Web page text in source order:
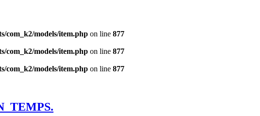
com_k2/models/item.php on line 877
com_k2/models/item.php on line 877
com_k2/models/item.php on line 877
TEMPS.